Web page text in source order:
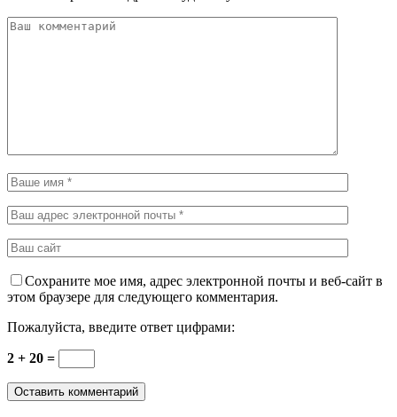
Сохраните мое имя, адрес электронной почты и веб-сайт в
этом браузере для следующего комментария.
Пожалуйста, введите ответ цифрами:
2 + 20 =